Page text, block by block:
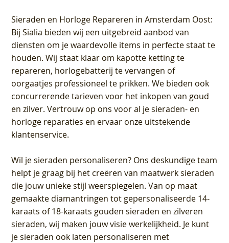
Sieraden en Horloge Repareren in Amsterdam Oost:
Bij Sialia bieden wij een uitgebreid aanbod van
diensten om je waardevolle items in perfecte staat te
houden. Wij staat klaar om kapotte ketting te
repareren, horlogebatterij te vervangen of
oorgaatjes professioneel te prikken. We bieden ook
concurrerende tarieven voor het inkopen van goud
en zilver. Vertrouw op ons voor al je sieraden- en
horloge reparaties en ervaar onze uitstekende
klantenservice.
Wil je sieraden personaliseren? Ons deskundige team
helpt je graag bij het creëren van maatwerk sieraden
die jouw unieke stijl weerspiegelen. Van op maat
gemaakte diamantringen tot gepersonaliseerde 14-
karaats of 18-karaats gouden sieraden en zilveren
sieraden, wij maken jouw visie werkelijkheid. Je kunt
je sieraden ook laten personaliseren met